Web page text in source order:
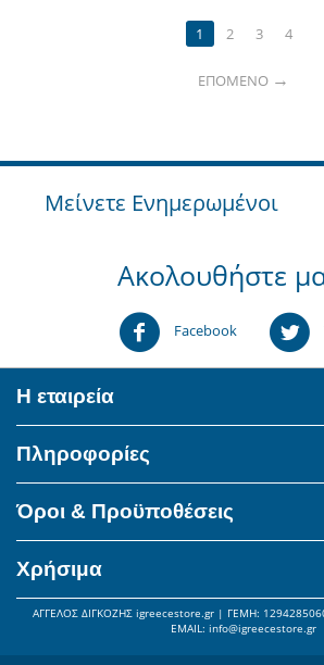
1 2 3 4
ΕΠΌΜΕΝΟ
Μείνετε Ενημερωμένοι
Ακολουθήστε
Facebook
Η εταιρεία
Πληροφορίες
Όροι & Προϋποθέσεις
Χρήσιμα
ΑΓΓΕΛΟΣ ΔΙΓΚΟΖΗΣ igreecestore.gr | ΓΕΜΗ:
ΕΜΑIL: info@igreecestore.gr